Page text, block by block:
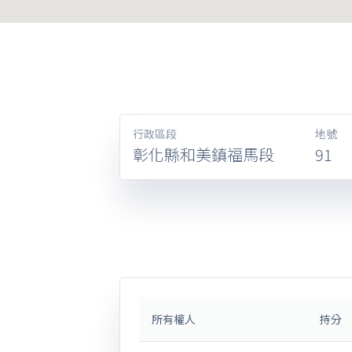
行政區段
彰化縣和美鎮福馬段
地號
91
所有權人 持分